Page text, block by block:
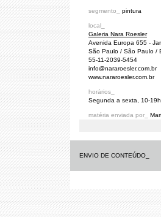
segmento_ pintura
local_
Galeria Nara Roesler
Avenida Europa 655 -
São Paulo / São Paulo /
55-11-2039-5454
info@nararoesler.com.br
www.nararoesler.com.br
horários_
Segunda a sexta, 10-
matéria enviada por_
ENVIO DE CONTEÚDO_